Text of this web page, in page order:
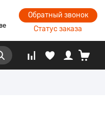
Обратный звонок
Статус заказа